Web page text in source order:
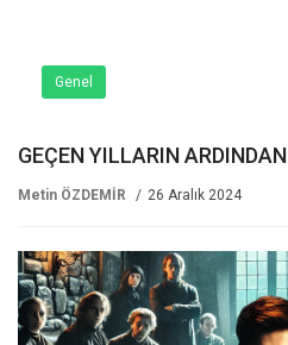
Genel
GEÇEN YILLARIN ARDINDAN
Metin ÖZDEMİR 26 Aralık 2024